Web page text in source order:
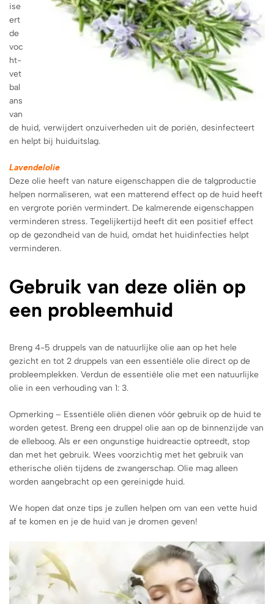
ise
ert
de
voc
ht-
vet
bal
ans
van
de huid, verwijdert onzuiverheden uit de poriën, desinfecteert
en helpt bij huiduitslag.
Lavendelolie
Deze olie heeft van nature eigenschappen die de talgproductie
helpen normaliseren, wat een matterend effect op de huid heeft
en vergrote poriën vermindert. De kalmerende eigenschappen
verminderen stress. Tegelijkertijd heeft dit een positief effect
op de gezondheid van de huid, omdat het huidinfecties helpt
verminderen.
Gebruik van deze oliën op
een probleemhuid
Breng 4-5 druppels van de natuurlijke olie aan op het hele
gezicht en tot 2 druppels van een essentiële olie direct op de
probleemplekken. Verdun de essentiële olie met een natuurlijke
olie in een verhouding van 1: 3.
Opmerking – Essentiële oliën dienen vóór gebruik op de huid te
worden getest. Breng een druppel olie aan op de binnenzijde van
de elleboog. Als er een ongunstige huidreactie optreedt, stop
dan met het gebruik. Wees voorzichtig met het gebruik van
etherische oliën tijdens de zwangerschap. Olie mag alleen
worden aangebracht op een gereinigde huid.
We hopen dat onze tips je zullen helpen om van een vette huid
af te komen en je de huid van je dromen geven!